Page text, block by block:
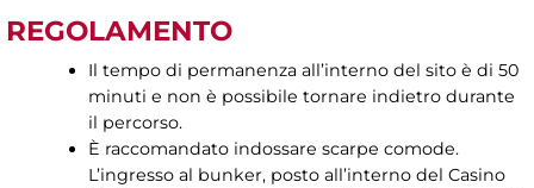
REGOLAMENTO
Il tempo di permanenza all’interno del sito è di 50
minuti e non è possibile tornare indietro durante
il percorso.
È raccomandato indossare scarpe comode.
L’ingresso al bunker, posto all’interno del Casino